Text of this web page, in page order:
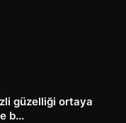
güzelliği ortaya
b...